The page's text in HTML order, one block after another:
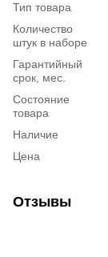
Тип товара
Количество
штук в наборе
Гарантийный
срок, мес.
Состояние
товара
Наличие
Цена
Отзывы